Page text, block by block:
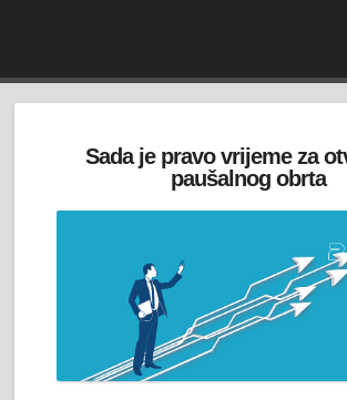
Sada je pravo vrijeme za
paušalnog obrta